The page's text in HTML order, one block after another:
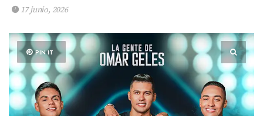
17 junio, 2026
PIN IT